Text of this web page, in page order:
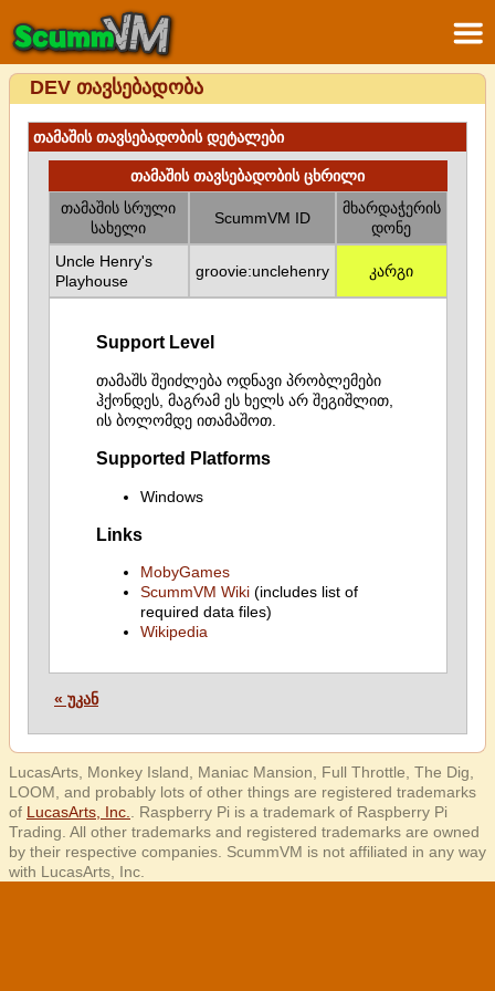
DEV თავსებადობა
თამაშის თავსებადობის დეტალები
თამაშის თავსებადობის ცხრილი
თამაშის სრული
სახელი
ScummVM ID
მხარდაჭერის
დონე
Uncle Henry's
Playhouse
groovie:unclehenry კარგი
Support Level
თამაშს შეიძლება ოდნავი პრობლემები
ჰქონდეს, მაგრამ ეს ხელს არ შეგიშლით,
ის ბოლომდე ითამაშოთ.
Supported Platforms
Windows
Links
MobyGames
ScummVM Wiki(includes list of
required data files)
Wikipedia
« უკან
LucasArts, Monkey Island, Maniac Mansion, Full Throttle, The Dig,
LOOM, and probably lots of other things are registered trademarks
of LucasArts, Inc.
. Raspberry Pi is a trademark of Raspberry Pi
Trading. All other trademarks and registered trademarks are owned
by their respective companies. ScummVM is not affiliated in any way
with LucasArts, Inc.